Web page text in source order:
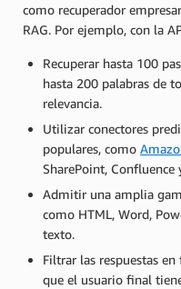
como recuperador
RAG. Por ejemplo, con la
Recuperar hasta 100
hasta 200 palabras de
relevancia.
Utilizar conectores
populares, como
SharePoint,
Admitir una amplia
como HTML, Word,
texto.
Filtrar las respuestas
que el usuario final